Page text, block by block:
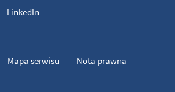
LinkedIn
Mapa serwisu
Nota prawna